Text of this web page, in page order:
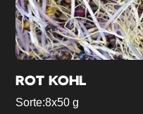
ROT KOHL
Sorte:8x50 g